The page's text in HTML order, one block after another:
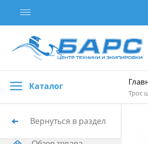
Каталог
Трос
Вернуться в раздел